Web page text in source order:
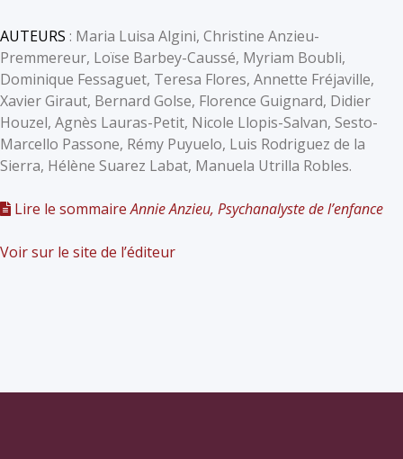
AUTEURS : Maria Luisa Algini, Christine Anzieu-
Premmereur, Loïse Barbey-Caussé, Myriam Boubli,
Dominique Fessaguet, Teresa Flores, Annette Fréjaville,
Xavier Giraut, Bernard Golse, Florence Guignard, Didier
Houzel, Agnès Lauras-Petit, Nicole Llopis-Salvan, Sesto-
Marcello Passone, Rémy Puyuelo, Luis Rodriguez de la
Sierra, Hélène Suarez Labat, Manuela Utrilla Robles.
Lire le sommaireAnnie Anzieu, Psychanalyste de l’enfance
Voir sur le site de l’éditeur